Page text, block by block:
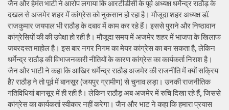
जैन और हेमंत भाटी ने आरोप लगाया कि आरटीडीसी के पूर्व अध्यक्ष धर्मेन्द्र राठौड़ के
दखल से अजमेर शहर में कांग्रेस को नुकसान हो रहा है। मौजूदा शहर अध्यक्ष डॉ.
राजकुमार जयपाल भी राठौड़ के दबाव में काम कर रहे हैं। इससे पुराने और निष्ठावान
कांग्रेसियों की की उपेक्षा हो रही है। मौजूदा समय में अजमेर शहर में भाजपा के खिलाफ
जबरदस्त माहोल है। इस बार नगर निगम का मेयर कांग्रेस का बन सकता है, लेकिन
धर्मेन्द्र राठौड़ की विभाजनकारी नीतियों के कारण कांग्रेस का कार्यकर्ता निराश है।
जैन और भाटी ने कहा कि आखिर धर्मेन्द्र राठौड़ अजमेर की राजनीति में क्यों सक्रिय
हैै? राठौड़ ने तो पूर्व में बानसूर (जयपुर ग्रामीण) से चुनाव लड़ा। उनकी राजनीतिक
गतिविधियां बानसूर में ही रही है। लेकिन राठौड़ अब अजमेर में रुचि दिखा रहे हैं, जिससे
कांग्रेस का कार्यकर्ता स्वीकार नहीं करेगा। जैन और भाट ने कहा कि हमारा प्रयास